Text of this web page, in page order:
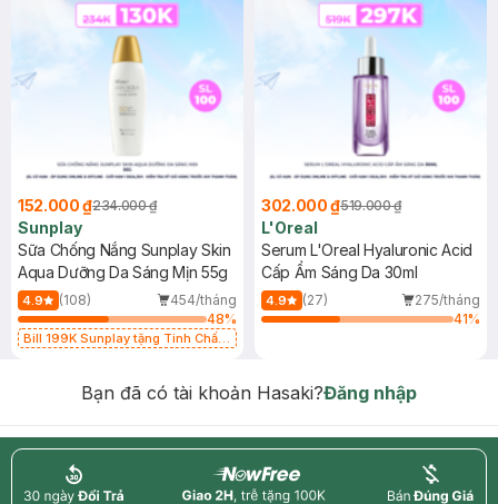
152.000 ₫234.000 ₫
Sunplay
Sữa Chống Nắng Sunplay Skin
Aqua Dưỡng Da Sáng Mịn 55g
4.9 (108)
454/tháng
48%
Bill 199K Sunplay tặng Tinh Chất
302.000 ₫519.000 ₫
L'Oreal
Serum L'Oreal Hyaluronic Acid
Cấp Ẩm Sáng Da 30ml
4.9 (27)
275/tháng
41%
Bạn đã có tài khoản Hasaki?Đăng nhập